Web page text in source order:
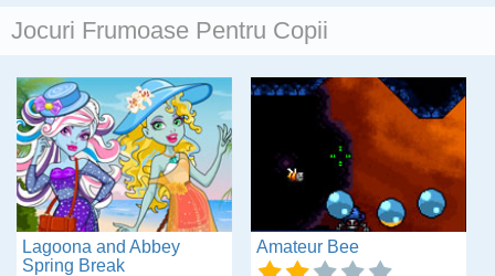
Jocuri Frumoase Pentru Copii
Lagoona and Abbey
Spring Break
Amateur Bee